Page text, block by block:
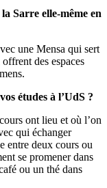
Sarre elle-même en
une Mensa qui sert
des espaces
études à l’UdS ?
ont lieu et où l’on
qui échanger
entre deux cours ou
se promener dans
ou un thé dans